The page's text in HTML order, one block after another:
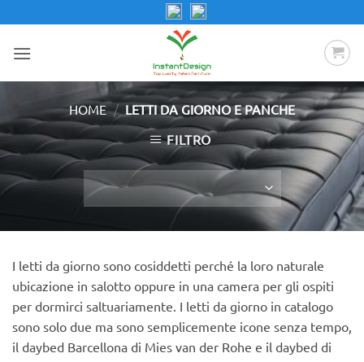
ai
contenuti
HOME / LETTI DA GIORNO E PANCHE
FILTRO
I letti da giorno sono cosiddetti perché la loro naturale
ubicazione in salotto oppure in una camera per gli ospiti
per dormirci saltuariamente. I letti da giorno in catalogo
sono solo due ma sono semplicemente icone senza tempo,
il daybed Barcellona di Mies van der Rohe e il daybed di